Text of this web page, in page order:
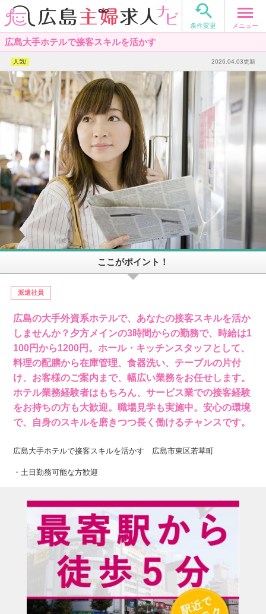

条件変更 メニュー
広島大手ホテルで接客スキルを活かす
2026.04.03更新
ここがポイント！
派遣社員
広島の大手外資系ホテルで、あなたの接客スキルを活か
しませんか？夕方メインの3時間からの勤務で、時給は1
100円から1200円。ホール・キッチンスタッフとして、
料理の配膳から在庫管理、食器洗い、テーブルの片付
け、お客様のご案内まで、幅広い業務をお任せします。
ホテル業務経験者はもちろん、サービス業での接客経験
をお持ちの方も大歓迎。職場見学も実施中。安心の環境
で、自身のスキルを磨きつつ長く働けるチャンスです。
広島大手ホテルで接客スキルを活かす 広島市東区若草町
・土日勤務可能な方歓迎